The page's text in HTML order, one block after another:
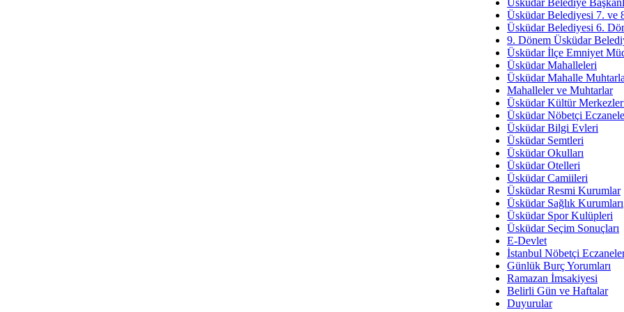
İmar Sorunlarının Genel
Arakan
Bayramın
Ruhsal
Üsküdar
Üsküdar Belediye
Üsküdar Belediyesi 7. ve
Üsküdar Belediyesi 6.
9. Dönem Üsküdar
Üsküdar İlçe Emniyet
Üsküdar Mahalleleri
Üsküdar Mahalle
Mahalleler ve Muhtarlar
Üsküdar Kültür
Üsküdar Nöbetçi
Üsküdar Bilgi Evleri
Üsküdar Semtleri
Üsküdar Okulları
Üsküdar Otelleri
Üsküdar Camiileri
Üsküdar Resmi Kurumlar
Üsküdar Sağlık Kurumları
Üsküdar Spor Kulüpleri
Üsküdar Seçim Sonuçları
E-Devlet
İstanbul Nöbetçi
Günlük Burç Yorumları
Ramazan İmsakiyesi
Belirli Gün ve Haftalar
Duyurular